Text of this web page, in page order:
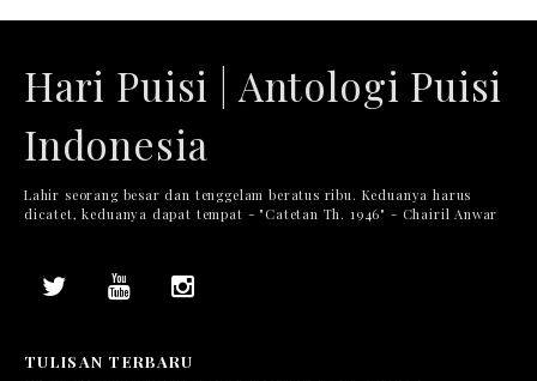
Hari Puisi | Antologi Puisi
Indonesia
Lahir seorang besar dan tenggelam beratus ribu. Keduanya harus
dicatet, keduanya dapat tempat - "Catetan Th. 1946" - Chairil Anwar
TULISAN TERBARU